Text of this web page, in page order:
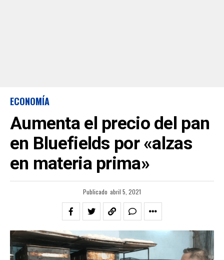
ECONOMÍA
Aumenta el precio del pan
en Bluefields por «alzas
en materia prima»
Publicado abril 5, 2021